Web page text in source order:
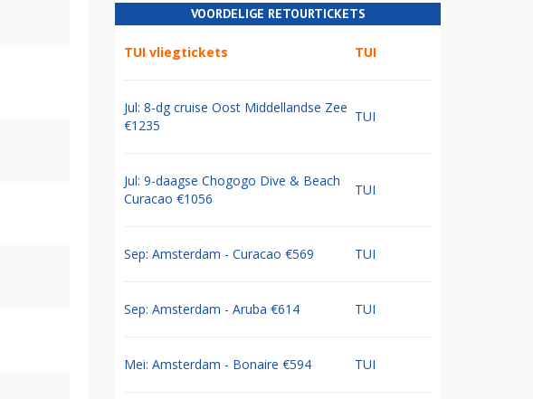
VOORDELIGE RETOURTICKETS
TUI vliegtickets TUI
Jul: 8-dg cruise Oost Middellandse Zee
€1235
TUI
Jul: 9-daagse Chogogo Dive & Beach
Curacao €1056
TUI
Sep: Amsterdam - Curacao €569 TUI
Sep: Amsterdam - Aruba €614 TUI
Mei: Amsterdam - Bonaire €594 TUI